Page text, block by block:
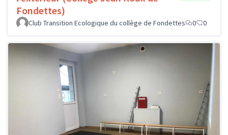
Fondettes)
Club Transition Ecologique du collège de Fondettes 0 0